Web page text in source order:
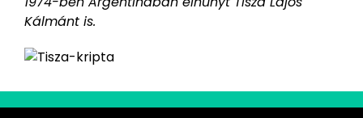
Kálmánt is.